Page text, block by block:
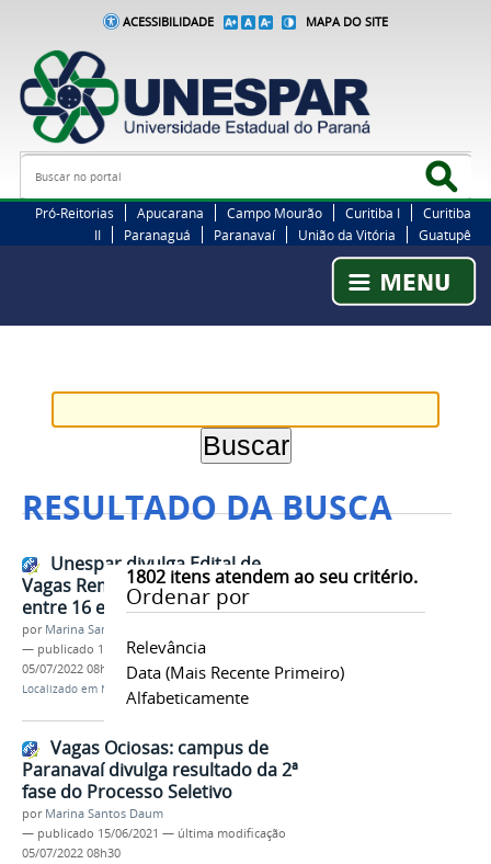
ACESSIBILIDADE MAPA DO SITE
Busca
Pró-Reitorias Apucarana Campo Mourão Curitiba I
Curitiba
II
Paranaguá Paranavaí União da Vitória Guatupê
RESULTADO DA BUSCA
1802itens atendem ao seu critério.
Ordenar por
Relevância
Data (mais Recente Primeiro)
Alfabeticamente
Unespar divulga Edital de
Vagas Remanescentes; inscrições
entre 16 e 22 de junho
por Marina Santos Daum
— publicado 16/06/2021—última modificação
05/07/2022 08h30
Localizado em Notícias
Vagas Ociosas: campus de
Paranavaí divulga resultado da 2ª
fase do Processo Seletivo
por Marina Santos Daum
— publicado 15/06/2021 — última modificação
05/07/2022 08h30